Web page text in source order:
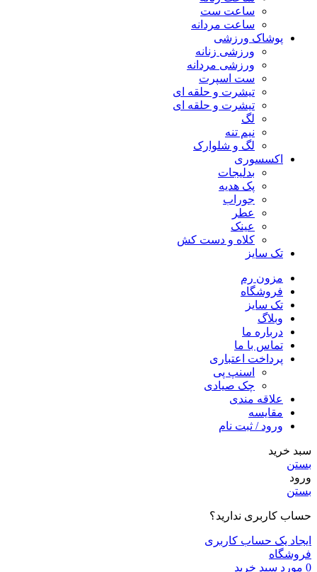
ساعت ست
ساعت مردانه
پوشاک ورزشی
ورزشی زنانه
ورزشی مردانه
ست اسپرت
تیشرت و حلقه ای
تیشرت و حلقه ای
لگ
نیم تنه
لگ و شلوارک
اکسسوری
بدلیجات
پک هدیه
جوراب
عطر
عینک
کلاه و دست کش
تک سایز
مزون رم
فروشگاه
تک سایز
وبلاگ
درباره ما
تماس با ما
پرداخت اعتباری
اسنپ پی
چک صیادی
علاقه مندی
مقايسه
ورود / ثبت نام
سبد خرید
بستن
ورود
بستن
حساب کاربری ندارید؟
ایجاد یک حساب کاربری
فروشگاه
0 مورد سبد خرید